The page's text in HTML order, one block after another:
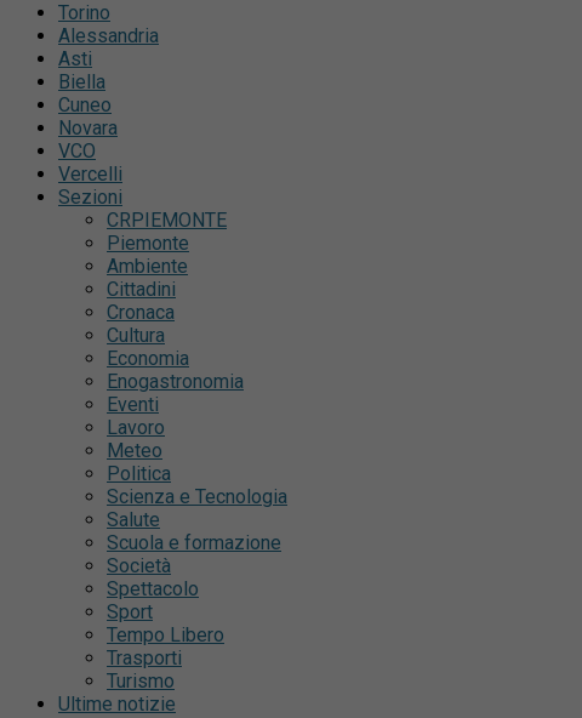
Torino
Alessandria
Asti
Biella
Cuneo
Novara
VCO
Vercelli
Sezioni
CRPIEMONTE
Piemonte
Ambiente
Cittadini
Cronaca
Cultura
Economia
Enogastronomia
Eventi
Lavoro
Meteo
Politica
Scienza e Tecnologia
Salute
Scuola e formazione
Società
Spettacolo
Sport
Tempo Libero
Trasporti
Turismo
Ultime notizie